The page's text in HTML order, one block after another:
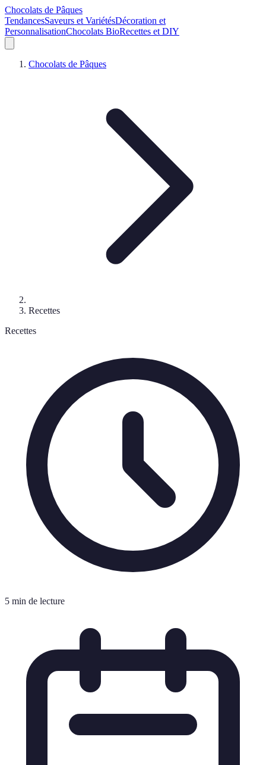
Chocolats de Pâques
TendancesSaveurs et VariétésDécoration et
PersonnalisationChocolats BioRecettes et DIY
Chocolats de Pâques
Recettes
Recettes
5 min de lecture